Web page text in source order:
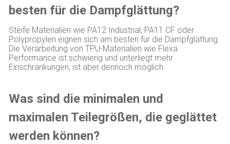
besten für die Dampfglättung?
Steife Materialien wie PA12 Industrial, PA11 CF oder
Polypropylen eignen sich am besten für die Dampfglättung.
Die Verarbeitung von TPU-Materialien wie Flexa
Performance ist schwierig und unterliegt mehr
Einschränkungen, ist aber dennoch möglich.
Was sind die minimalen und
maximalen Teilegrößen, die geglättet
werden können?